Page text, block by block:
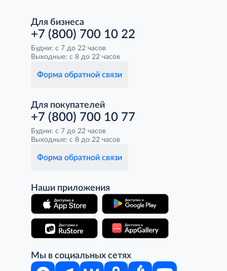
Для бизнеса
+7 (800) 700 10 22
Будни: с 7 до 22 часов
Выходные: с 8 до 22 часов
Форма обратной связи
Для покупателей
+7 (800) 700 10 77
Будни: с 7 до 22 часов
Выходные: с 8 до 22 часов
Форма обратной связи
Наши приложения
Мы в социальных сетях